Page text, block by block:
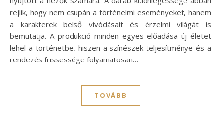
rejlik, hogy nem csupán a történelmi eseményeket, hanem
a karakterek belső vívódásait és érzelmi világát is
bemutatja. A produkció minden egyes előadása új életet
lehel a történetbe, hiszen a színészek teljesítménye és a
rendezés frissessége folyamatosan…
TOVÁBB